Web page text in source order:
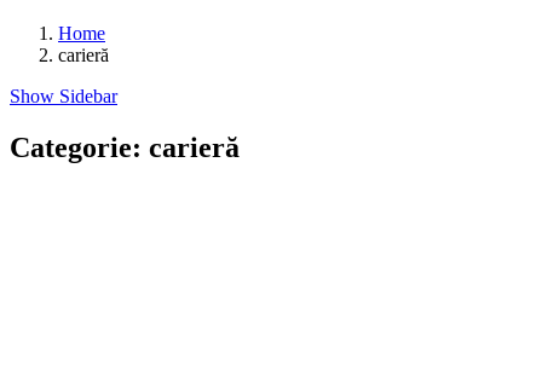
Home
carieră
Show Sidebar
Categorie: carieră